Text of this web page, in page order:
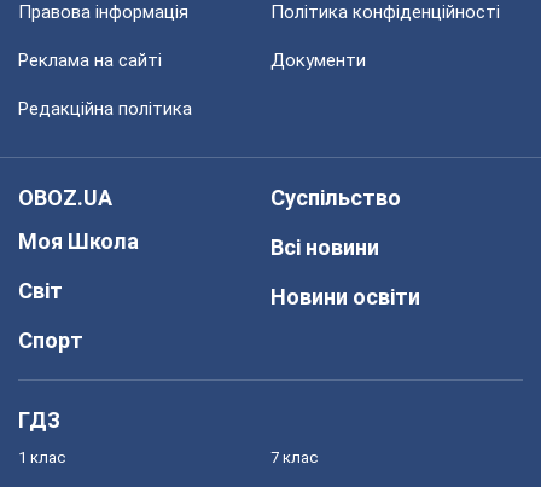
Правова інформація Політика конфіденційності
Реклама на сайті Документи
Редакційна політика
OBOZ.UA
Моя Школа
Світ
Спорт
Суспільство
Всі новини
Новини освіти
ГДЗ
1 клас 7 клас